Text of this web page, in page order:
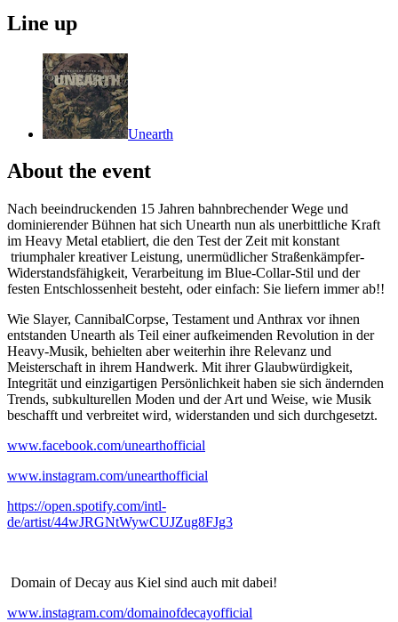
Line up
Unearth
About the event
Nach beeindruckenden 15 Jahren bahnbrechender Wege und
dominierender Bühnen hat sich Unearth nun als unerbittliche Kraft
im Heavy Metal etabliert, die den Test der Zeit mit konstant
triumphaler kreativer Leistung, unermüdlicher Straßenkämpfer-
Widerstandsfähigkeit, Verarbeitung im Blue-Collar-Stil und der
festen Entschlossenheit besteht, oder einfach: Sie liefern immer ab!!
Wie Slayer, CannibalCorpse, Testament und Anthrax vor ihnen
entstanden Unearth als Teil einer aufkeimenden Revolution in der
Heavy-Musik, behielten aber weiterhin ihre Relevanz und
Meisterschaft in ihrem Handwerk. Mit ihrer Glaubwürdigkeit,
Integrität und einzigartigen Persönlichkeit haben sie sich ändernden
Trends, subkulturellen Moden und der Art und Weise, wie Musik
beschafft und verbreitet wird, widerstanden und sich durchgesetzt.
www.facebook.com/unearthofficial
www.instagram.com/unearthofficial
https://open.spotify.com/intl-
de/artist/44wJRGNtWywCUJZug8FJg3
Domain of Decay aus Kiel sind auch mit dabei!
www.instagram.com/domainofdecayofficial